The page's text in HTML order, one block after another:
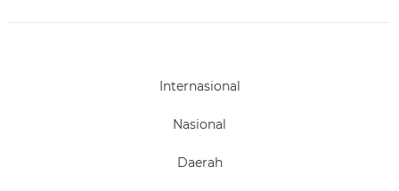
Internasional
Nasional
Daerah